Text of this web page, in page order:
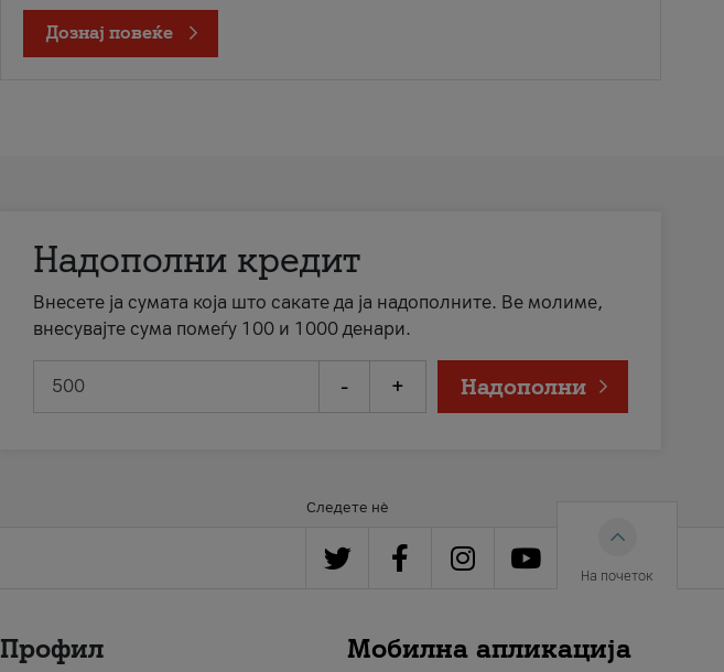
Дознај повеќе
Надополни кредит
Внесете ја сумата која што сакате да ја надополните. Ве молиме,
внесувајте сума помеѓу 100 и 1000 денари.
- + Надополни
Следете нè
На почеток
Профил Мобилна апликација